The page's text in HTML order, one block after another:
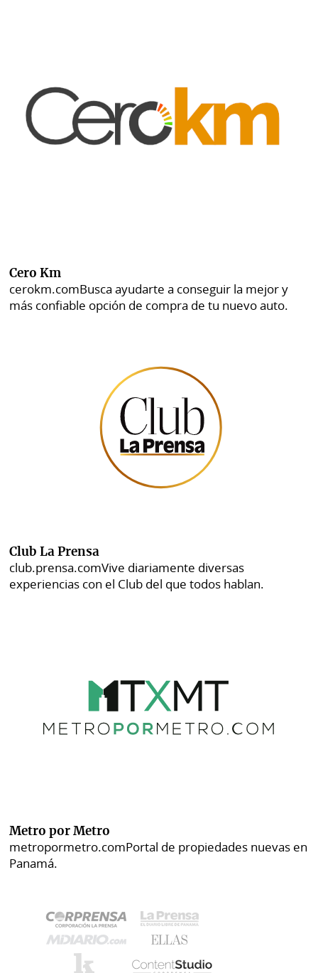
Cero Km
cerokm.comBusca ayudarte a conseguir la mejor y
más confiable opción de compra de tu nuevo auto.
Club La Prensa
club.prensa.comVive diariamente diversas
experiencias con el Club del que todos hablan.
Metro por Metro
metropormetro.comPortal de propiedades nuevas en
Panamá.